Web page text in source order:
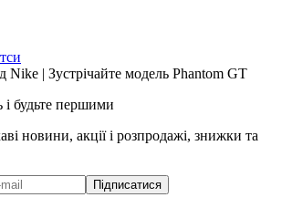
Nike | Зустрічайте модель Phantom GT
і будьте першими
новини, акції і розпродажі, знижки та
Підписатися